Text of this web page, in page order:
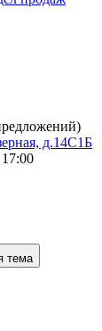
д.14С1Б
тема